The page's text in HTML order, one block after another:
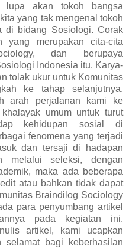
lupa akan tokoh bangsa
yang tak mengenal tokoh
di bidang Sosiologi. Corak
yang merupakan cita-cita
dan berupaya
Indonesia itu. Karya-
tolak ukur untuk Komunitas
ke tahap selanjutnya.
arah perjalanan kami ke
umum untuk turut
kehidupan sosial di
fenomena yang terjadi
dan tersaji di hadapan
melalui seleksi, dengan
maka ada beberapa
atau bahkan tidak dapat
Braindilog Sociology
para penyumbang artikel
pada kegiatan ini.
artikel, kami ucapkan
bagi keberhasilan